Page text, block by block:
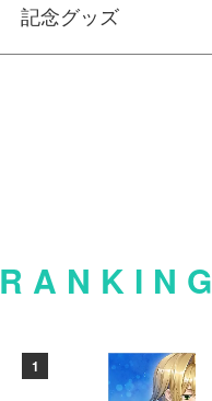
記念グッズ
RANKING
1